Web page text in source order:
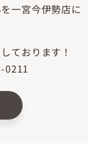
一宮今伊勢店に
ております！
0211